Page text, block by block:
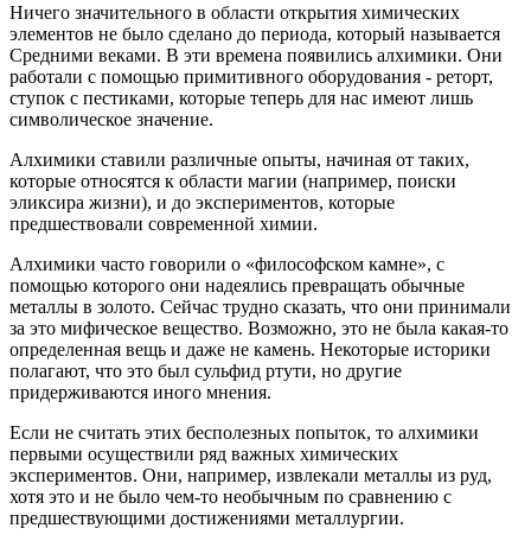
Ничего значительного в области открытия химических
элементов не было сделано до периода, который называется
Средними веками. В эти времена появились алхимики. Они
работали с помощью примитивного оборудования - реторт,
ступок с пестиками, которые теперь для нас имеют лишь
символическое значение.
Алхимики ставили различные опыты, начиная от таких,
которые относятся к области магии (например, поиски
эликсира жизни), и до экспериментов, которые
предшествовали современной химии.
Алхимики часто говорили о «философском камне», с
помощью которого они надеялись превращать обычные
металлы в золото. Сейчас трудно сказать, что они принимали
за это мифическое вещество. Возможно, это не была какая-то
определенная вещь и даже не камень. Некоторые историки
полагают, что это был сульфид ртути, но другие
придерживаются иного мнения.
Если не считать этих бесполезных попыток, то алхимики
первыми осуществили ряд важных химических
экспериментов. Они, например, извлекали металлы из руд,
хотя это и не было чем-то необычным по сравнению с
предшествующими достижениями металлургии.